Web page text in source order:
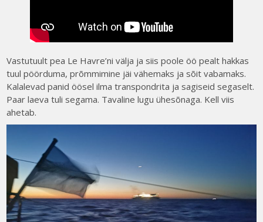
Vastutuult pea Le Havre’ni välja ja siis poole öö pealt hakkas
tuul pöörduma, prõmmimine jäi vähemaks ja sõit vabamaks.
Kalalevad panid öösel ilma transpondrita ja sagiseid segaselt.
Paar laeva tuli segama. Tavaline lugu ühesõnaga. Kell viis
ahetab.